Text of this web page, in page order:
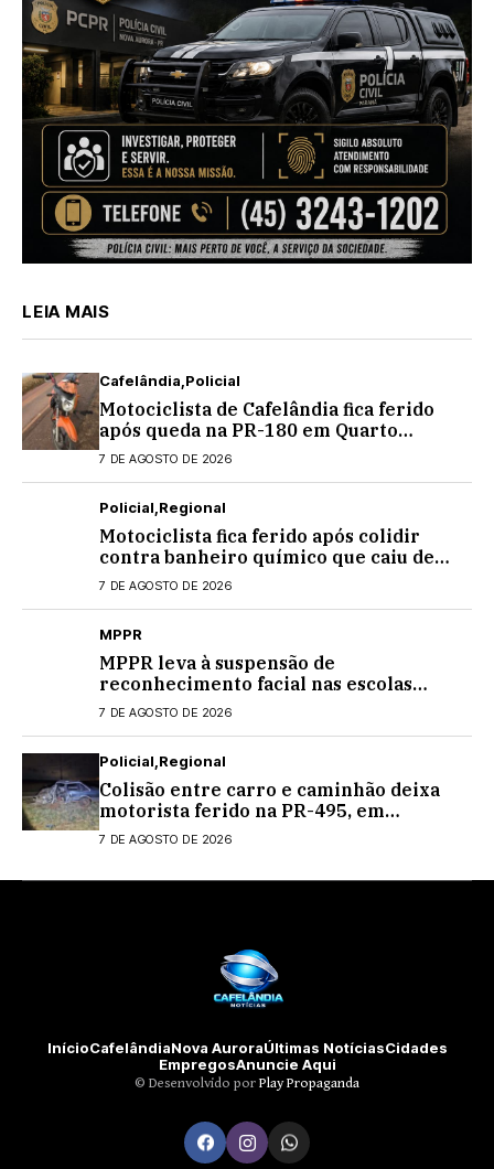
LEIA MAIS
Cafelândia Policial
Motociclista de Cafelândia fica ferido
após queda na PR-180 em Quarto
Centenário
7 DE AGOSTO DE 2026
Policial Regional
Motociclista fica ferido após colidir
contra banheiro químico que caiu de
caminhão na PRC-467, em Cascavel
7 DE AGOSTO DE 2026
MPPR
MPPR leva à suspensão de
reconhecimento facial nas escolas
estaduais
7 DE AGOSTO DE 2026
Policial Regional
Colisão entre carro e caminhão deixa
motorista ferido na PR-495, em
Medianeira
7 DE AGOSTO DE 2026
InícioCafelândiaNova AuroraÚltimas NotíciasCidades
EmpregosAnuncie Aqui
©️ Desenvolvido por Play Propaganda